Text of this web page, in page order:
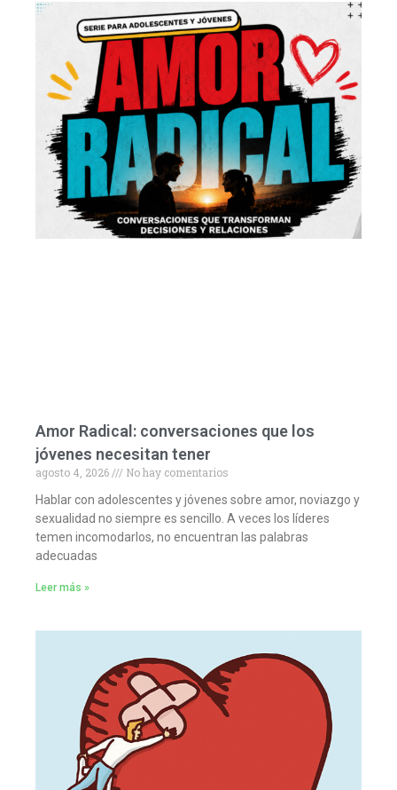
Amor Radical: conversaciones que los
jóvenes necesitan tener
agosto 4, 2026
No hay comentarios
Hablar con adolescentes y jóvenes sobre amor, noviazgo y
sexualidad no siempre es sencillo. A veces los líderes
temen incomodarlos, no encuentran las palabras
adecuadas
Leer más »